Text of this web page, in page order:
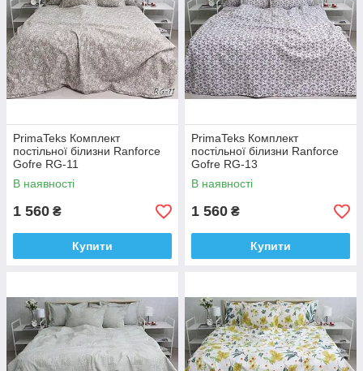
PrimaTeks Комплект
постільної білизни Ranforce
Gofre RG-11
В наявності
1 560 ₴
Купити
PrimaTeks Комплект
постільної білизни Ranforce
Gofre RG-13
В наявності
1 560 ₴
Купити